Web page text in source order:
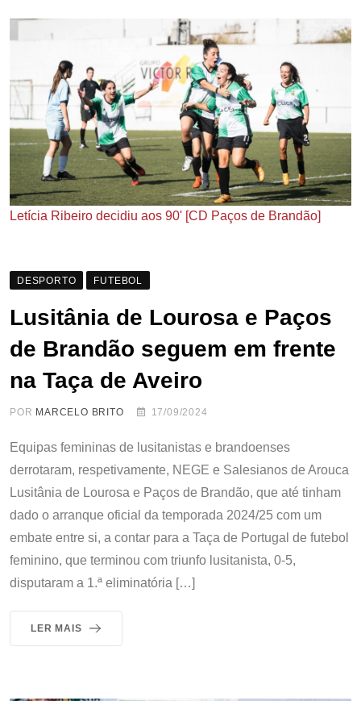
Letícia Ribeiro decidiu aos 90' [CD Paços de Brandão]
DESPORTO FUTEBOL
Lusitânia de Lourosa e Paços
de Brandão seguem em frente
na Taça de Aveiro
POR MARCELO BRITO 17/09/2024
Equipas femininas de lusitanistas e brandoenses
derrotaram, respetivamente, NEGE e Salesianos de Arouca
Lusitânia de Lourosa e Paços de Brandão, que até tinham
dado o arranque oficial da temporada 2024/25 com um
embate entre si, a contar para a Taça de Portugal de futebol
feminino, que terminou com triunfo lusitanista, 0-5,
disputaram a 1.ª eliminatória […]
LER MAIS